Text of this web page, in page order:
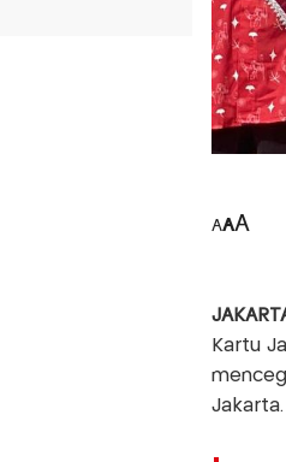
AAA
Kartu
Jakarta.